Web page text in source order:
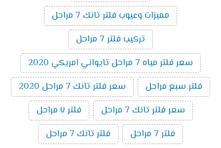
مميزات وعيوب فلتر تانك 7 مراحل
تركيب فلتر 7 مراحل
سعر فلتر مياه 7 مراحل تايواني امريكي 2020
فلتر سبع مراحل
سعر فلتر تانك 7 مراحل 2020
سعر فلتر تانك 7 مراحل
فلتر ٧ مراحل
فلتر 7 مراحل
فلتر تانك 7 مراحل